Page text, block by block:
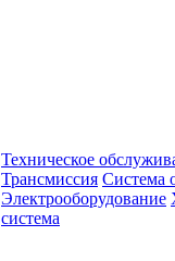
Техническое
Трансмиссия Система
Электрооборудование
система